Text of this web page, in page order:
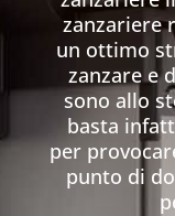
zanzariere
un ottimo
zanzare e
sono allo
basta
per
punto di